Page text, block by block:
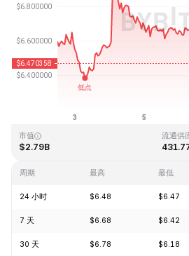
最近更新时间：2026-08-09 11:23 (GMT+0)
市值
$2.79B
流通供
周期 最高 最低
24 小时 $6.48 $6.47
7 天 $6.68 $6.42
30 天 $6.78 $6.18